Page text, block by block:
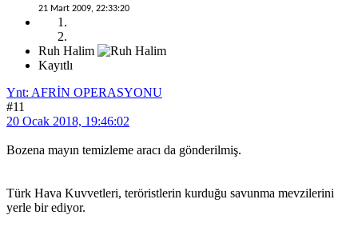
21 Mart 2009, 22:33:20
Ruh Halim
Kayıtlı
Ynt: AFRİN OPERASYONU
#11
20 Ocak 2018, 19:46:02
Bozena mayın temizleme aracı da gönderilmiş.
Türk Hava Kuvvetleri, teröristlerin kurduğu savunma mevzilerini
yerle bir ediyor.